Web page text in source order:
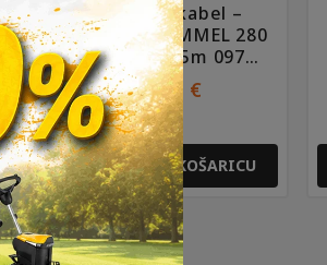
Produžni kabel –
motalica COMMEL 280
mm 3×2.5 25m 0979
GG/J
85,90 €
DODAJ U KOŠARICU